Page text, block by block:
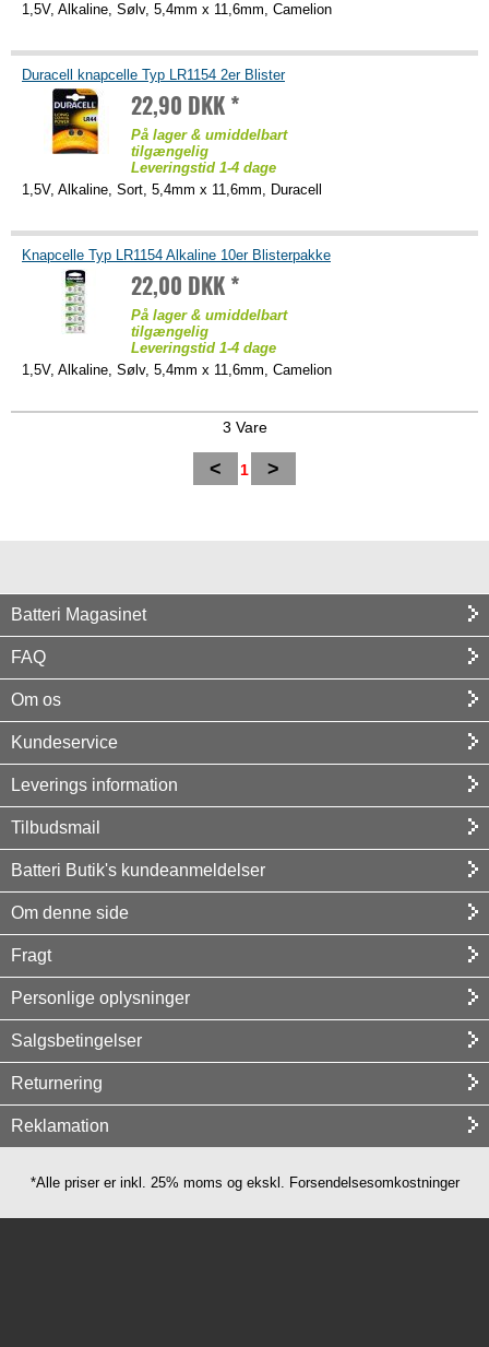
1,5V, Alkaline, Sølv, 5,4mm x 11,6mm, Camelion
Duracell knapcelle Typ LR1154 2er Blister
22,90 DKK *
På lager & umiddelbart
tilgængelig
Leveringstid 1-4 dage
1,5V, Alkaline, Sort, 5,4mm x 11,6mm, Duracell
Knapcelle Typ LR1154 Alkaline 10er Blisterpakke
22,00 DKK *
På lager & umiddelbart
tilgængelig
Leveringstid 1-4 dage
1,5V, Alkaline, Sølv, 5,4mm x 11,6mm, Camelion
3 Vare
< 1 >
Batteri Magasinet
FAQ
Om os
Kundeservice
Leverings information
Tilbudsmail
Batteri Butik's kundeanmeldelser
Om denne side
Fragt
Personlige oplysninger
Salgsbetingelser
Returnering
Reklamation
*Alle priser er inkl. 25% moms og ekskl. Forsendelsesomkostninger